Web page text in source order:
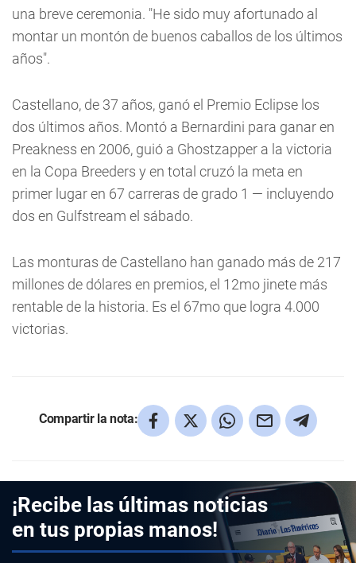
una breve ceremonia. "He sido muy afortunado al
montar un montón de buenos caballos de los últimos
años".
Castellano, de 37 años, ganó el Premio Eclipse los
dos últimos años. Montó a Bernardini para ganar en
Preakness en 2006, guió a Ghostzapper a la victoria
en la Copa Breeders y en total cruzó la meta en
primer lugar en 67 carreras de grado 1 — incluyendo
dos en Gulfstream el sábado.
Las monturas de Castellano han ganado más de 217
millones de dólares en premios, el 12mo jinete más
rentable de la historia. Es el 67mo que logra 4.000
victorias.
Compartir la nota:
¡Recibe las últimas noticias
en tus propias manos!